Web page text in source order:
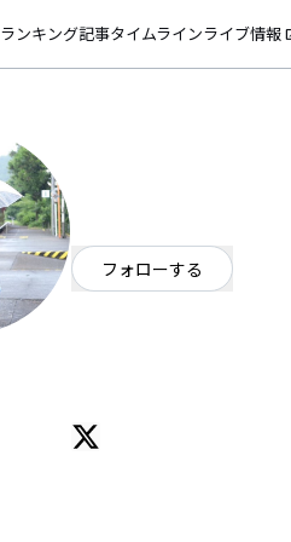
ランキング記事タイムラインライブ情報
フォローする
Spoon ID:_harutokou_/アコギ/